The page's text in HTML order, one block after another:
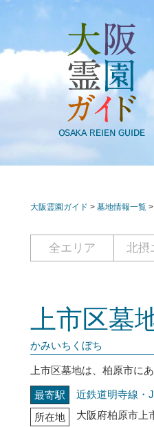
大阪霊園ガイド > 墓地情報一覧 >
全エリア 北摂
上市区墓
かみいちくぼち
上市区墓地は、柏原市に
最寄駅
近鉄道明寺線・
所在地
大阪府柏原市上